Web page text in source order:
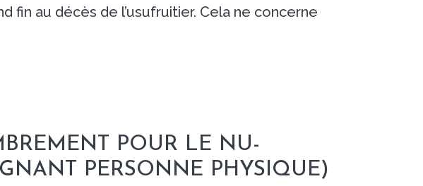
fin au décès de l’usufruitier. Cela ne concerne
POUR LE NU-
PERSONNE PHYSIQUE)